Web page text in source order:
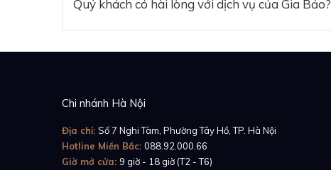
Quý khách có hài lòng với dịch vụ của Gia Bảo?
Chi nhánh Hà Nội
Địa chỉ: Số 7 Nghi Tàm, Phường Tây Hồ, TP. Hà Nội
Hotline Miền Bắc: 088.92.000.66
Giờ mở cửa: 9 giờ - 18 giờ (T2 - T6)